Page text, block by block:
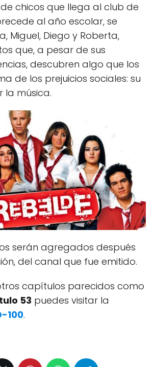
chicos que llega al club de
al año escolar, se
Miguel, Diego y Roberta,
que, a pesar de sus
descubren algo que los
de los prejuicios sociales: su
la música.
serán agregados después
del canal que fue emitido.
capítulos parecidos como
53 puedes visitar la
100.